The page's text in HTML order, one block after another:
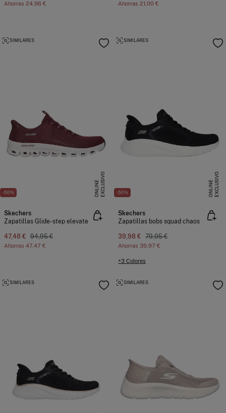
Ahorras 24,96 € Ahorras 21,00 €
-50% E
X
C
L
U
SI
V
O
O
N
L
I
N
E
SIMILARES
Skechers
Zapatillas Glide-step elevate
47,48 € 94,95 €
Ahorras 47,47 €
-50% E
X
C
L
U
SI
V
O
O
N
L
I
N
E
SIMILARES
Skechers
Zapatillas bobs squad chaos
39,98 € 79,95 €
Ahorras 39,97 €
+3 Colores
SIMILARES SIMILARES